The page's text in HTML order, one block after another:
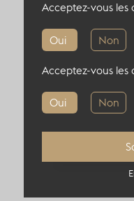
90 pers en
60 pers en diner
Informations
Localisation :
Oui Non
Acceptez-vous les
Oui Non
Acceptez-vous les